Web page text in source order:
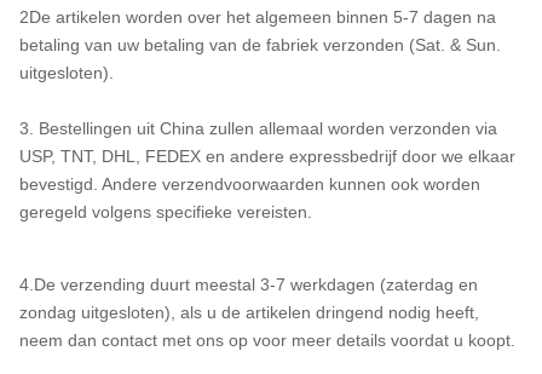
2De artikelen worden over het algemeen binnen 5-7 dagen na
betaling van uw betaling van de fabriek verzonden (Sat. & Sun.
uitgesloten).
3. Bestellingen uit China zullen allemaal worden verzonden via
USP, TNT, DHL, FEDEX en andere expressbedrijf door we elkaar
bevestigd. Andere verzendvoorwaarden kunnen ook worden
geregeld volgens specifieke vereisten.
4.De verzending duurt meestal 3-7 werkdagen (zaterdag en
zondag uitgesloten), als u de artikelen dringend nodig heeft,
neem dan contact met ons op voor meer details voordat u koopt.